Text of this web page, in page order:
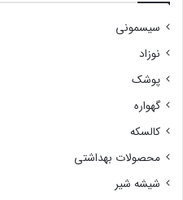
سیسمونی
نوزاد
پوشک
گهواره
کالسکه
محصولات بهداشتی
شیشه شیر